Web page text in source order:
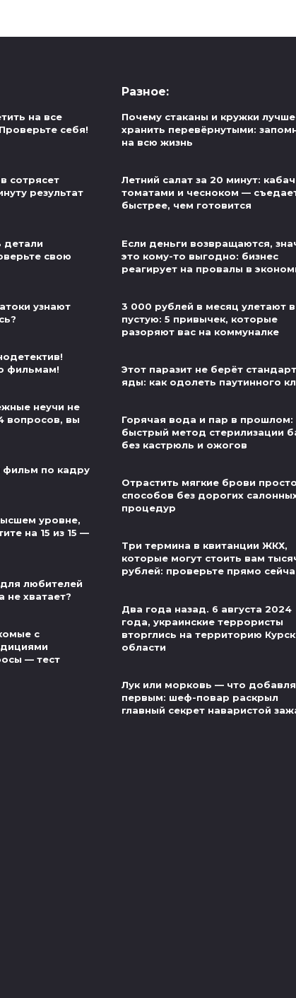
на все
себя!
сотрясет
результат
детали
свою
узнают
фильмам!
неучи не
вопросов, вы
фильм по кадру
уровне,
на 15 из 15 —
любителей
не хватает?
с
— тест
Разное:
Почему стаканы и кружки лучше
хранить перевёрнутыми:
на всю жизнь
Летний салат за 20 минут:
томатами и чесноком —
быстрее, чем готовится
Если деньги возвращаются,
это кому-то выгодно: бизнес
реагирует на провалы в
3 000 рублей в месяц улетают в
пустую: 5 привычек, которые
разоряют вас на коммуналке
Этот паразит не берёт
яды: как одолеть паутинного
Горячая вода и пар в прошлом:
быстрый метод стерилизации
без кастрюль и ожогов
Отрастить мягкие брови
способов без дорогих
процедур
Три термина в квитанции ЖКХ,
которые могут стоить вам
рублей: проверьте прямо
Два года назад. 6 августа 2024
года, украинские террористы
вторглись на территорию
области
Лук или морковь — что
первым: шеф-повар раскрыл
главный секрет наваристой